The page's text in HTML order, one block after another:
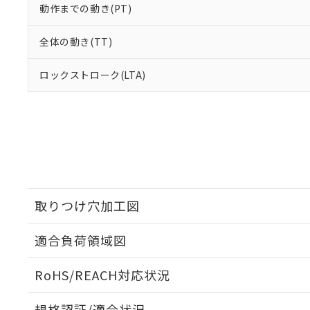
動作までの動き(PT)
全体の動き(TT)
ロックストローク(LTA)
取りつけ穴加工図
適合負荷領域図
RoHS/REACH対応状況